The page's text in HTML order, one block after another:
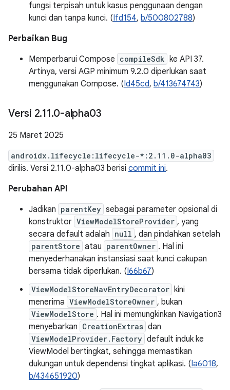
fungsi terpisah untuk kasus penggunaan dengan
kunci dan tanpa kunci. (Ifd154, b/500802788)
Perbaikan Bug
Memperbarui Compose compileSdk ke API 37.
Artinya, versi AGP minimum 9.2.0 diperlukan saat
menggunakan Compose. (Id45cd, b/413674743)
Versi 2.11.0-alpha03
25 Maret 2025
androidx.lifecycle:lifecycle-*:2.11.0-alpha03
dirilis. Versi 2.11.0-alpha03 berisi commit ini.
Perubahan API
Jadikan parentKey sebagai parameter opsional di
konstruktor ViewModelStoreProvider , yang
secara default adalah null , dan pindahkan setelah
parentStore atau parentOwner . Hal ini
menyederhanakan instansiasi saat kunci cakupan
bersama tidak diperlukan. (I66b67)
ViewModelStoreNavEntryDecorator kini
menerima ViewModelStoreOwner , bukan
ViewModelStore . Hal ini memungkinkan Navigation3
menyebarkan CreationExtras dan
ViewModelProvider.Factory default induk ke
ViewModel bertingkat, sehingga memastikan
dukungan untuk dependensi tingkat aplikasi. (Ia6018,
b/434651920)